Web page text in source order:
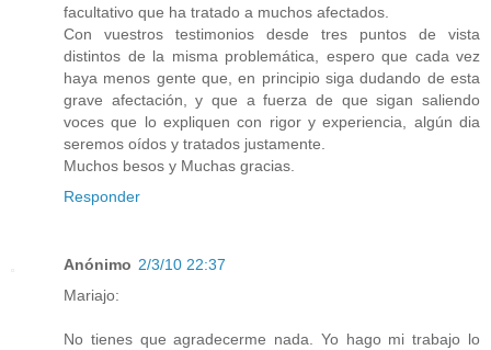
facultativo que ha tratado a muchos afectados.
Con vuestros testimonios desde tres puntos de vista
distintos de la misma problemática, espero que cada vez
haya menos gente que, en principio siga dudando de esta
grave afectación, y que a fuerza de que sigan saliendo
voces que lo expliquen con rigor y experiencia, algún dia
seremos oídos y tratados justamente.
Muchos besos y Muchas gracias.
Responder
Anónimo 2/3/10 22:37
Mariajo:
No tienes que agradecerme nada. Yo hago mi trabajo lo